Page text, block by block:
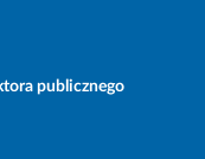
publicznego